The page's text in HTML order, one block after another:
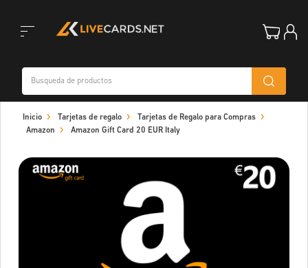
navigation
Inicio Tarjetas de regalo
Tarjetas de Regalo para Compras
Amazon
Amazon Gift Card 20 EUR Italy